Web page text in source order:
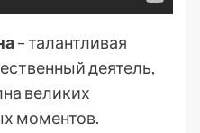
– талантливая
деятель,
великих
моментов.